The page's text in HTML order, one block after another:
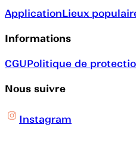
ApplicationLieux
Informations
CGUPolitique de
Nous suivre
Instagram